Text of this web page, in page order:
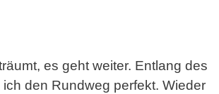
es geht weiter. Entlang des
den Rundweg perfekt. Wieder